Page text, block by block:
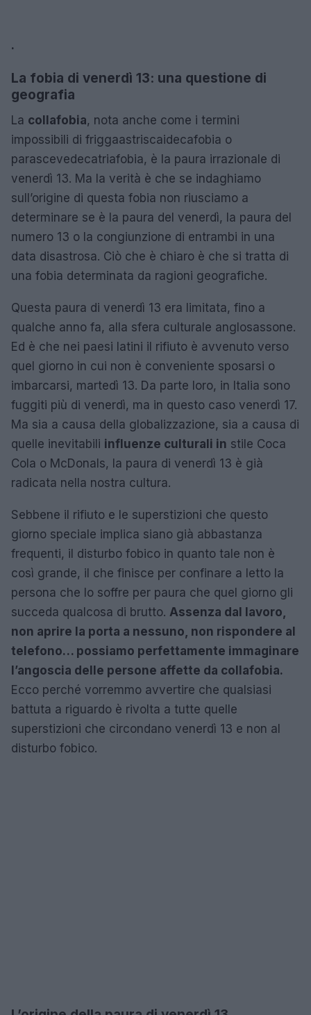
.
La fobia di venerdì 13: una questione di
geografia
La collafobia, nota anche come i termini
impossibili di friggaastriscaidecafobia o
parascevedecatriafobia, è la paura irrazionale di
venerdì 13. Ma la verità è che se indaghiamo
sull’origine di questa fobia non riusciamo a
determinare se è la paura del venerdì, la paura del
numero 13 o la congiunzione di entrambi in una
data disastrosa. Ciò che è chiaro è che si tratta di
una fobia determinata da ragioni geografiche.
Questa paura di venerdì 13 era limitata, fino a
qualche anno fa, alla sfera culturale anglosassone.
Ed è che nei paesi latini il rifiuto è avvenuto verso
quel giorno in cui non è conveniente sposarsi o
imbarcarsi, martedì 13. Da parte loro, in Italia sono
fuggiti più di venerdì, ma in questo caso venerdì 17.
Ma sia a causa della globalizzazione, sia a causa di
quelle inevitabili influenze culturali in stile Coca
Cola o McDonals, la paura di venerdì 13 è già
radicata nella nostra cultura.
Sebbene il rifiuto e le superstizioni che questo
giorno speciale implica siano già abbastanza
frequenti, il disturbo fobico in quanto tale non è
così grande, il che finisce per confinare a letto la
persona che lo soffre per paura che quel giorno gli
succeda qualcosa di brutto. Assenza dal lavoro,
non aprire la porta a nessuno, non rispondere al
telefono… possiamo perfettamente immaginare
l’angoscia delle persone affette da collafobia.
Ecco perché vorremmo avvertire che qualsiasi
battuta a riguardo è rivolta a tutte quelle
superstizioni che circondano venerdì 13 e non al
disturbo fobico.